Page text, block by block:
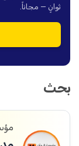
ثوانٍ — مجاناً.
بحث